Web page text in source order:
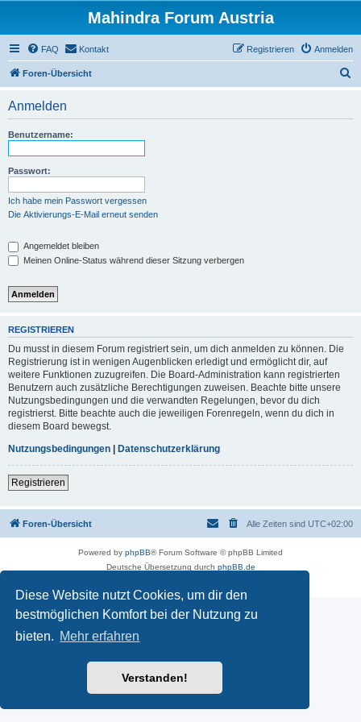
Diese Website nutzt Cookies, um dir den
bestmöglichen Komfort bei der Nutzung zu
bieten. Mehr erfahren
Verstanden!
Mahindra Forum Austria
FAQ Kontakt Anmelden
Registrieren
Foren-Übersicht
Anmelden
Benutzername:
Passwort:
Ich habe mein Passwort vergessen
Die Aktivierungs-E-Mail erneut senden
Angemeldet bleiben
Meinen Online-Status während dieser Sitzung verbergen
REGISTRIEREN
Du musst in diesem Forum registriert sein, um dich anmelden zu können. Die
Registrierung ist in wenigen Augenblicken erledigt und ermöglicht dir, auf
weitere Funktionen zuzugreifen. Die Board-Administration kann registrierten
Benutzern auch zusätzliche Berechtigungen zuweisen. Beachte bitte unsere
Nutzungsbedingungen und die verwandten Regelungen, bevor du dich
registrierst. Bitte beachte auch die jeweiligen Forenregeln, wenn du dich in
diesem Board bewegst.
Nutzungsbedingungen | Datenschutzerklärung
Registrieren
Foren-Übersicht Alle Zeiten sind UTC+02:00
Powered by phpBB® Forum Software © phpBB Limited
Deutsche Übersetzung durch phpBB.de